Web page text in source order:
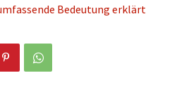
Bedeutung erklärt